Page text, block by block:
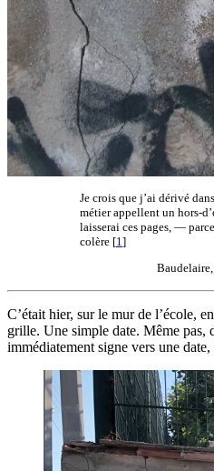
Je crois que j’ai dérivé
métier appellent un hors-
laisserai ces pages, —
colère [1 ]
Baudelaire,
C’était hier, sur le mur de l’école,
grille. Une simple date. Même pas,
immédiatement signe vers une